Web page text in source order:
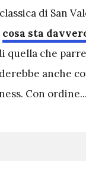
di San
cosa sta
quella che
anche
Con